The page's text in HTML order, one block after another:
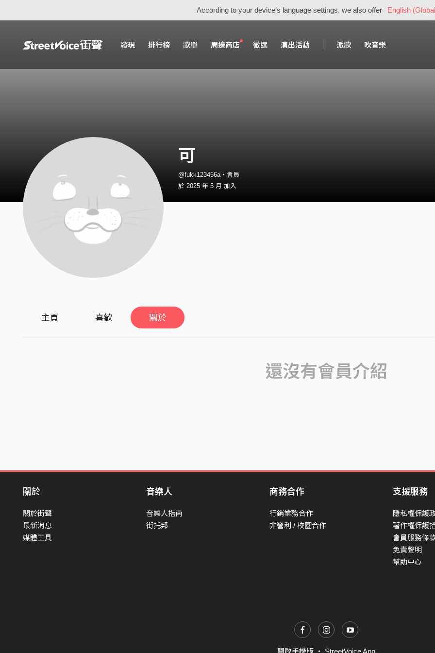
According to your device's language settings, we also offer English
發現 排行榜 歌單 周邊商店 徵選 演出活動 派歌 吹音樂
可
@fukk123456a・會員
於 2025 年 5 月 加入
主頁 喜歡 關於
還沒有會員介紹
關於
關於街聲
最新消息
媒體工具
音樂人
音樂人指南
街托邦
商務合作
行銷業務合作
非營利 / 校園合作
支援服務
隱私權保護
著作權保護
會員服務條
免責聲明
幫助中心
開啟手機版 ・ StreetVoice App